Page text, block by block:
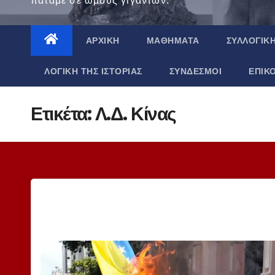
ΑΡΧΙΚΉ ΜΑΘΉΜΑΤΑ
ΛΟΓΙΚΉ ΤΗΣ ΙΣΤΟΡΊΑΣ ΣΎΝΔΕΣΜΟΙ
Ετικέτα:Λ.Δ. Κίνας